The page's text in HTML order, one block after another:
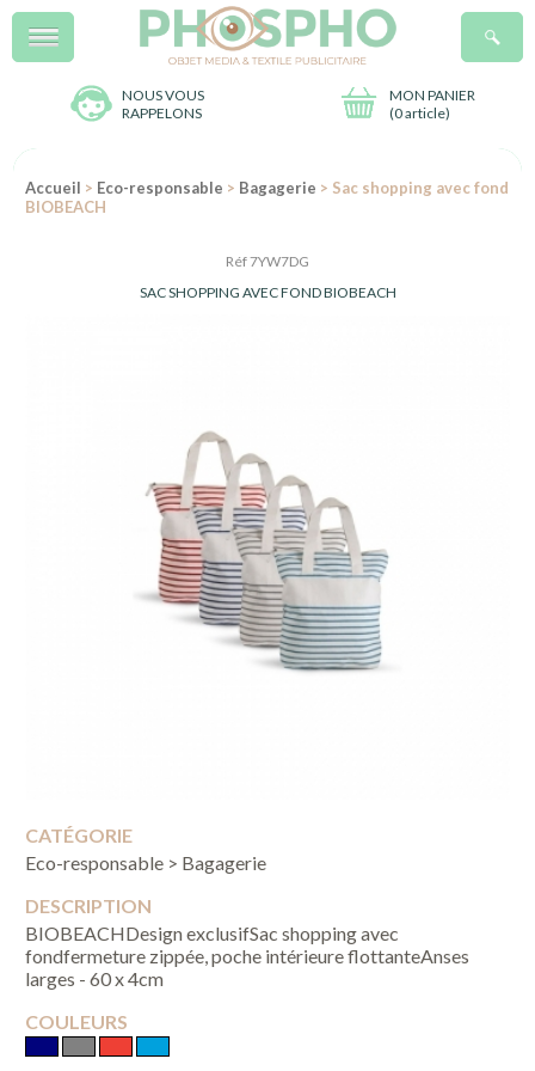
NOUS VOUS
RAPPELONS
MON PANIER
(0 article)
Menu
Accueil > Eco-responsable > Bagagerie > Sac shopping avec fond
BIOBEACH
Réf 7YW7DG
SAC SHOPPING AVEC FOND BIOBEACH
CATÉGORIE
Eco-responsable > Bagagerie
DESCRIPTION
BIOBEACHDesign exclusifSac shopping avec
fondfermeture zippée, poche intérieure flottanteAnses
larges - 60 x 4cm
COULEURS